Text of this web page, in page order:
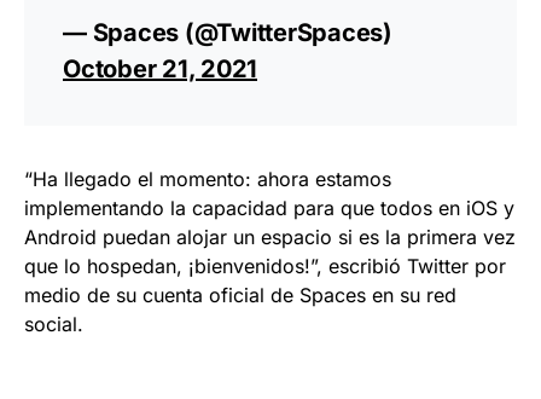
— Spaces (@TwitterSpaces)
October 21, 2021
“Ha llegado el momento: ahora estamos
implementando la capacidad para que todos en iOS y
Android puedan alojar un espacio si es la primera vez
que lo hospedan, ¡bienvenidos!”, escribió Twitter por
medio de su cuenta oficial de Spaces en su red
social.